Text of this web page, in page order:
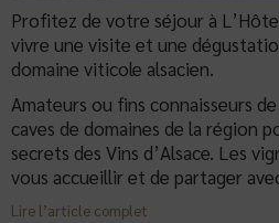
Profitez de votre séjour à
vivre une visite et une
domaine viticole alsacien.
Amateurs ou fins connaisseurs
caves de domaines de la région
secrets des Vins d’Alsace. Les
vous accueillir et de partager
Lire l’article complet